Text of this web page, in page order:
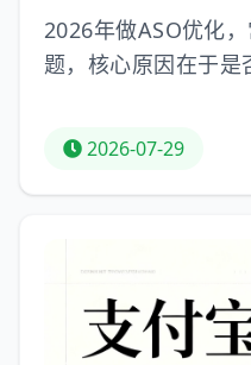
2026年做ASO优化
题，核心原因在于是
录逻辑，抓取App多
义单元，遵循“近距
常见的3个分词错误
差。给出高收录分词
主词+场景修饰词+
词”，四大要点为核
2026-07-29